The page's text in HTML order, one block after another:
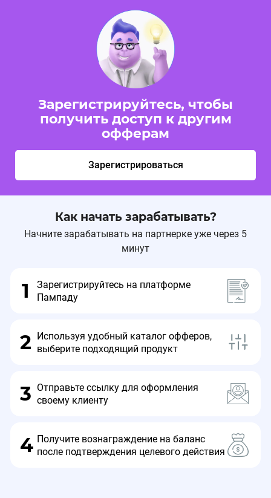
Зарегистрируйтесь, чтобы
получить доступ к другим
офферам
Зарегистрироваться
Как начать зарабатывать?
Начните зарабатывать на партнерке уже через 5
минут
1
Зарегистрируйтесь на платформе
Пампаду
2 Используя удобный каталог офферов,
выберите подходящий продукт
3 Отправьте ссылку для оформления
своему клиенту
4 Получите вознаграждение на баланс
после подтверждения целевого действия